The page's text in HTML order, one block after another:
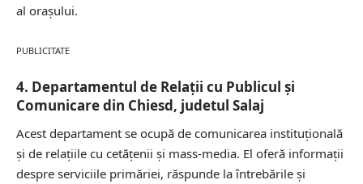
al orașului.
PUBLICITATE
4. Departamentul de Relații cu Publicul și
Comunicare din Chiesd, judetul Salaj
Acest departament se ocupă de comunicarea instituțională
și de relațiile cu cetățenii și mass-media. El oferă informații
despre serviciile primăriei, răspunde la întrebările și